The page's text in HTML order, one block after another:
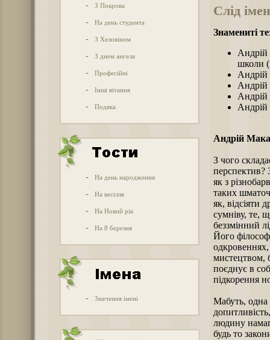
- З Покрова
- На день студента
- З Хеловіном
- З днем ангела
- Професійні
- Інші вітання
- Подяка
- На день народження
- На весілля
- На Новий рік
- На 8 березня
- Значення імені
Слід
Знамениті
Андрій
школи
Андрій
Андрій
Андрій
Андрій
Андрій
З чого
перспектив?
як з
таких
як, відсіяти
сумніву, те,
беззмінний
Його
мистецтвом,
поєднує в
підкорення
Мабуть,
людину
будь то